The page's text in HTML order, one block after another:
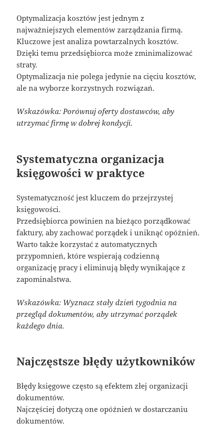
Optymalizacja kosztów jest jednym z
najważniejszych elementów zarządzania firmą.
Kluczowe jest analiza powtarzalnych kosztów.
Dzięki temu przedsiębiorca może zminimalizować
straty.
Optymalizacja nie polega jedynie na cięciu kosztów,
ale na wyborze korzystnych rozwiązań.
Wskazówka: Porównuj oferty dostawców, aby
utrzymać firmę w dobrej kondycji.
Systematyczna organizacja
księgowości w praktyce
Systematyczność jest kluczem do przejrzystej
księgowości.
Przedsiębiorca powinien na bieżąco porządkować
faktury, aby zachować porządek i uniknąć opóźnień.
Warto także korzystać z automatycznych
przypomnień, które wspierają codzienną
organizację pracy i eliminują błędy wynikające z
zapominalstwa.
Wskazówka: Wyznacz stały dzień tygodnia na
przegląd dokumentów, aby utrzymać porządek
każdego dnia.
Najczęstsze błędy użytkowników
Błędy księgowe często są efektem złej organizacji
dokumentów.
Najczęściej dotyczą one opóźnień w dostarczaniu
dokumentów.